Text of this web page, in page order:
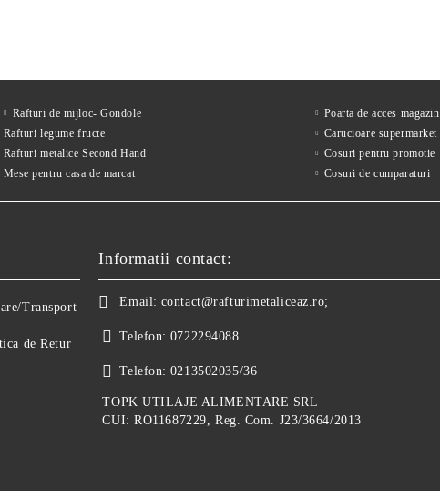
Rafturi de mijloc- Gondole
Rafturi legume fructe
Rafturi metalice Second Hand
Mese pentru casa de marcat
Poarta de acces magazin
Carucioare supermarket
Cosuri pentru promotie
Cosuri de cumparaturi
Transport
de Retur
Informatii contact:
Email: contact@rafturimetaliceaz.ro;
Telefon: 0722294088
Telefon: 0213502035/36
TOPK UTILAJE ALIMENTARE SRL
CUI: RO11687229, Reg. Com. J23/3664/2013